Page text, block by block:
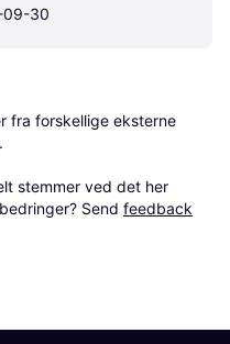
09-30
fra forskellige eksterne
stemmer ved det her
Send feedback